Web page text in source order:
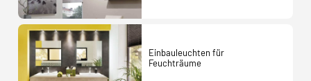
Einbauleuchten für
Feuchträume